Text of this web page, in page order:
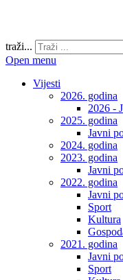
traži...
Open menu
Vijesti
2026. godina
2026 -
2025. godina
Javni
2024. godina
2023. godina
Javni
2022. godina
Javni
Sport
Kultura
2021. godina
Javni
Sport